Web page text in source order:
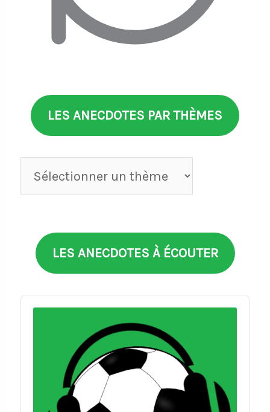
LES ANECDOTES PAR THÈMES
Anecdotes
par
LES ANECDOTES À ÉCOUTER
Audio
Player